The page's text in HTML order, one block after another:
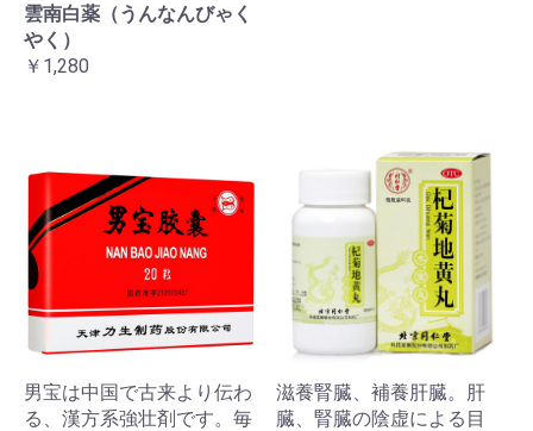
雲南白薬（うんなんびゃく
やく）
￥1,280
男宝は中国で古来より伝わ
る、漢方系強壮剤です。毎
滋養腎臓、補養肝臓。肝
臓、腎臓の陰虚による目